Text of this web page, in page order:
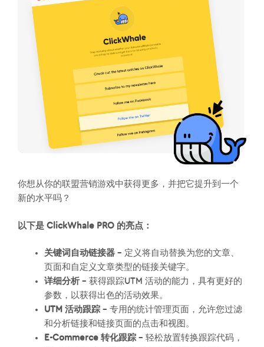
你想从你的联盟营销游戏中获得更多，并把它提升到一个
新的水平吗？
以下是 ClickWhale PRO 的亮点：
关键词自动链接器 – 定义将自动替换为您的文章、
页面和自定义文章类型的链接关键字。
详细分析 – 获得跟踪UTM 活动的能力，具有更好的
参数，以获得出色的活动效果。
UTM 活动跟踪 – 专用的统计管理页面，允许您过滤
和分析链接和链接页面的点击和视图。
E-Commerce 转化跟踪 – 轻松放置转换跟踪代码，